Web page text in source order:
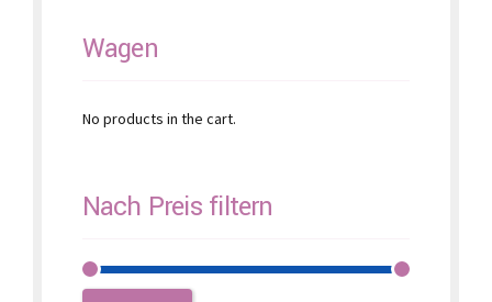
Wagen
No products in the cart.
Nach Preis filtern